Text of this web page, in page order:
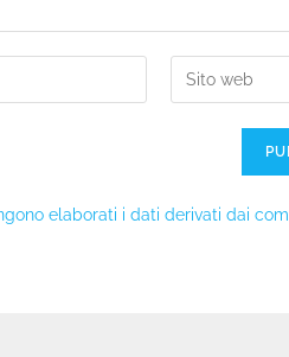
elaborati i dati derivati dai